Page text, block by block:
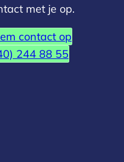
met je op.
contact op
244 88 55